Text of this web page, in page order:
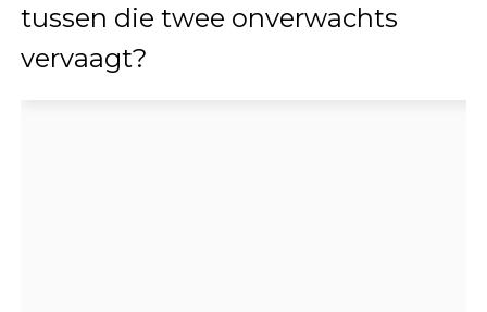
tussen die twee onverwachts
vervaagt?